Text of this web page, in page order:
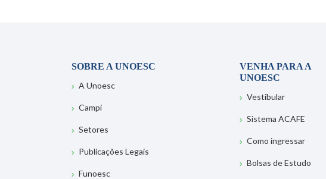
SOBRE A UNOESC
A Unoesc
Campi
Setores
Publicações Legais
Funoesc
VENHA PARA A
UNOESC
Vestibular
Sistema ACAFE
Como ingressar
Bolsas de Estudo